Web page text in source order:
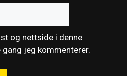
og nettside i denne
jeg kommenterer.